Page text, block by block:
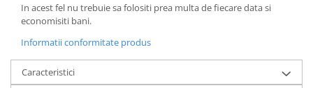
In acest fel nu trebuie sa folositi prea multa de fiecare data si
economisiti bani.
Informatii conformitate produs
Caracteristici